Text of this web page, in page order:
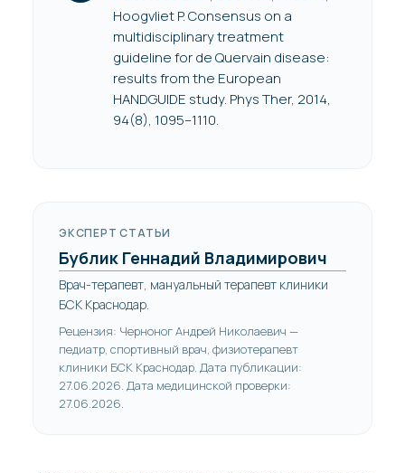
Hoogvliet P. Consensus on a
multidisciplinary treatment
guideline for de Quervain disease:
results from the European
HANDGUIDE study. Phys Ther, 2014,
94(8), 1095–1110.
ЭКСПЕРТ СТАТЬИ
Бублик Геннадий Владимирович
Врач-терапевт, мануальный терапевт клиники
БСК Краснодар.
Рецензия: Черноног Андрей Николаевич —
педиатр, спортивный врач, физиотерапевт
клиники БСК Краснодар. Дата публикации:
27.06.2026. Дата медицинской проверки:
27.06.2026.